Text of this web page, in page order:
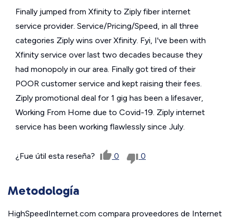
Finally jumped from Xfinity to Ziply fiber internet
service provider. Service/Pricing/Speed, in all three
categories Ziply wins over Xfinity. Fyi, I've been with
Xfinity service over last two decades because they
had monopoly in our area. Finally got tired of their
POOR customer service and kept raising their fees.
Ziply promotional deal for 1 gig has been a lifesaver,
Working From Home due to Covid-19. Ziply internet
service has been working flawlessly since July.
¿Fue útil esta reseña? 0 0
Metodología
HighSpeedInternet.com compara proveedores de Internet